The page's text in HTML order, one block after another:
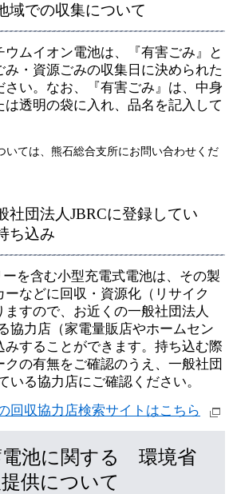
での収集について
ムイオン電池は、『有害ごみ』と
み・資源ごみの収集日に決められた
さい。なお、『有害ごみ』は、中身
透明の袋に入れ、品名を記入して
ては、熊石総合支所にお問い合わせくだ
団法人JBRCに登録してい
ち込み
を含む小型充電式電池は、その製
などに回収・資源化（リサイク
すので、お近くの一般社団法人
協力店（家電量販店やホームセン
みすることができます。持ち込む際
の有無をご確認のうえ、一般社団
いる協力店にご確認ください。
回収協力店検索サイトはこちら
電池に関する 環境省
供について